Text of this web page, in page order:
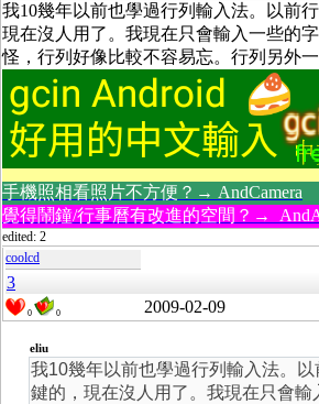
我10幾年以前也學過行列輸入法。以前
現在沒人用了。我現在只會輸入一些的
怪，行列好像比較不容易忘。行列另外
手機照相看照片不方便？→ AndCamera
覺得鬧鐘/行事曆有改進的空間？→
edited: 2
coolcd
3
0 0 2009-02-09
eliu
我10幾年以前也學過行列輸入法。
鍵的，現在沒人用了。我現在只會輸